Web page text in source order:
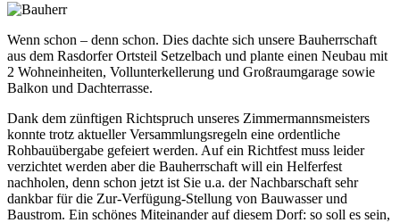
Wenn schon – denn schon. Dies dachte sich unsere Bauherrschaft
aus dem Rasdorfer Ortsteil Setzelbach und plante einen Neubau mit
2 Wohneinheiten, Vollunterkellerung und Großraumgarage sowie
Balkon und Dachterrasse.
Dank dem zünftigen Richtspruch unseres Zimmermannsmeisters
konnte trotz aktueller Versammlungsregeln eine ordentliche
Rohbauübergabe gefeiert werden. Auf ein Richtfest muss leider
verzichtet werden aber die Bauherrschaft will ein Helferfest
nachholen, denn schon jetzt ist Sie u.a. der Nachbarschaft sehr
dankbar für die Zur-Verfügung-Stellung von Bauwasser und
Baustrom. Ein schönes Miteinander auf diesem Dorf: so soll es sein,